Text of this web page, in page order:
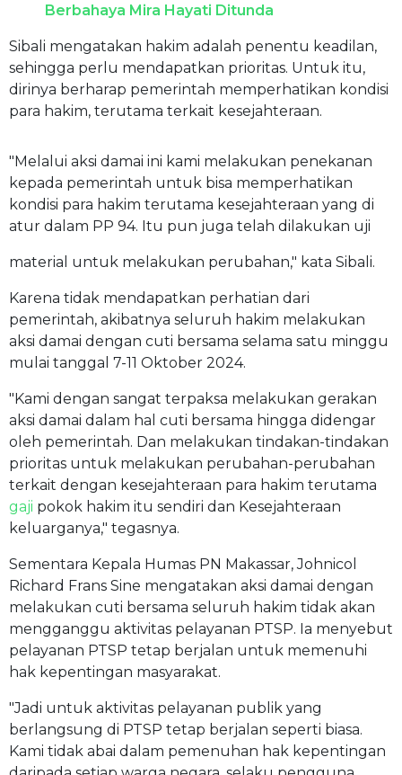
Berbahaya Mira Hayati Ditunda
Sibali mengatakan hakim adalah penentu keadilan,
sehingga perlu mendapatkan prioritas. Untuk itu,
dirinya berharap pemerintah memperhatikan kondisi
para hakim, terutama terkait kesejahteraan.
"Melalui aksi damai ini kami melakukan penekanan
kepada pemerintah untuk bisa memperhatikan
kondisi para hakim terutama kesejahteraan yang di
atur dalam PP 94. Itu pun juga telah dilakukan uji
material untuk melakukan perubahan," kata Sibali.
Karena tidak mendapatkan perhatian dari
pemerintah, akibatnya seluruh hakim melakukan
aksi damai dengan cuti bersama selama satu minggu
mulai tanggal 7-11 Oktober 2024.
"Kami dengan sangat terpaksa melakukan gerakan
aksi damai dalam hal cuti bersama hingga didengar
oleh pemerintah. Dan melakukan tindakan-tindakan
prioritas untuk melakukan perubahan-perubahan
terkait dengan kesejahteraan para hakim terutama
gaji pokok hakim itu sendiri dan Kesejahteraan
keluarganya," tegasnya.
Sementara Kepala Humas PN Makassar, Johnicol
Richard Frans Sine mengatakan aksi damai dengan
melakukan cuti bersama seluruh hakim tidak akan
mengganggu aktivitas pelayanan PTSP. Ia menyebut
pelayanan PTSP tetap berjalan untuk memenuhi
hak kepentingan masyarakat.
"Jadi untuk aktivitas pelayanan publik yang
berlangsung di PTSP tetap berjalan seperti biasa.
Kami tidak abai dalam pemenuhan hak kepentingan